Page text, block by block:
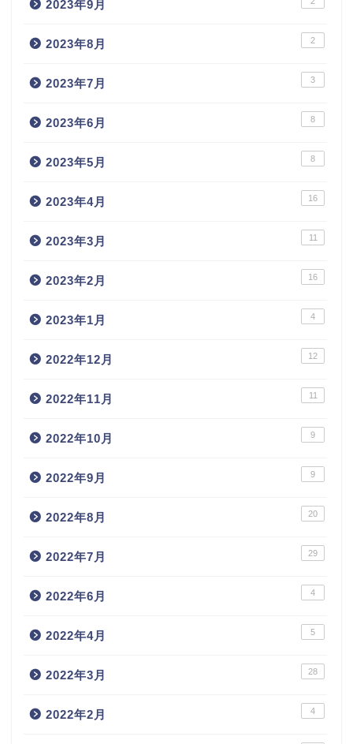
2023年9月
2023年8月 2
2023年7月 3
2023年6月 8
2023年5月 8
2023年4月 16
2023年3月 11
2023年2月 16
2023年1月 4
2022年12月 12
2022年11月 11
2022年10月 9
2022年9月 9
2022年8月 20
2022年7月 29
2022年6月 4
2022年4月 5
2022年3月 28
2022年2月 4